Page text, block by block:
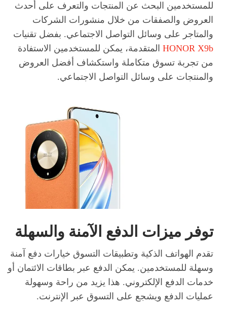
للمستخدمين البحث عن المنتجات والتعرف على أحدث
العروض والصفقات من خلال منشورات الشركات
والمتاجر على وسائل التواصل الاجتماعي. بفضل تقنيات
HONOR X9b المتقدمة، يمكن للمستخدمين الاستفادة
من تجربة تسوق متكاملة واستكشاف أفضل العروض
والمنتجات على وسائل التواصل الاجتماعي.
توفر ميزات الدفع الآمنة والسهلة
تقدم الهواتف الذكية وتطبيقات التسوق خيارات دفع آمنة
وسهلة للمستخدمين. يمكن الدفع عبر بطاقات الائتمان أو
خدمات الدفع الإلكتروني. هذا يزيد من راحة وسهولة
عمليات الدفع ويشجع على التسوق عبر الإنترنت.